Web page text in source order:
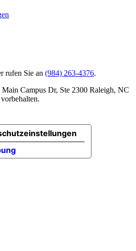
rufen Sie an (984) 263-4376.
Campus Dr, Ste 2300 Raleigh, NC